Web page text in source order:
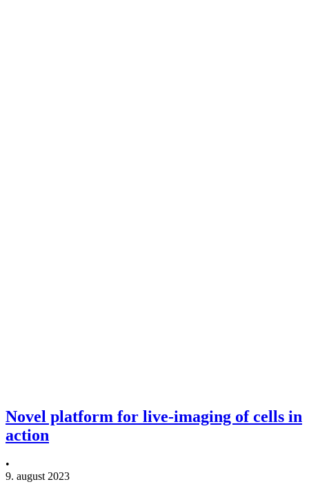
Novel platform for live-imaging of cells in
action
•
9. august 2023